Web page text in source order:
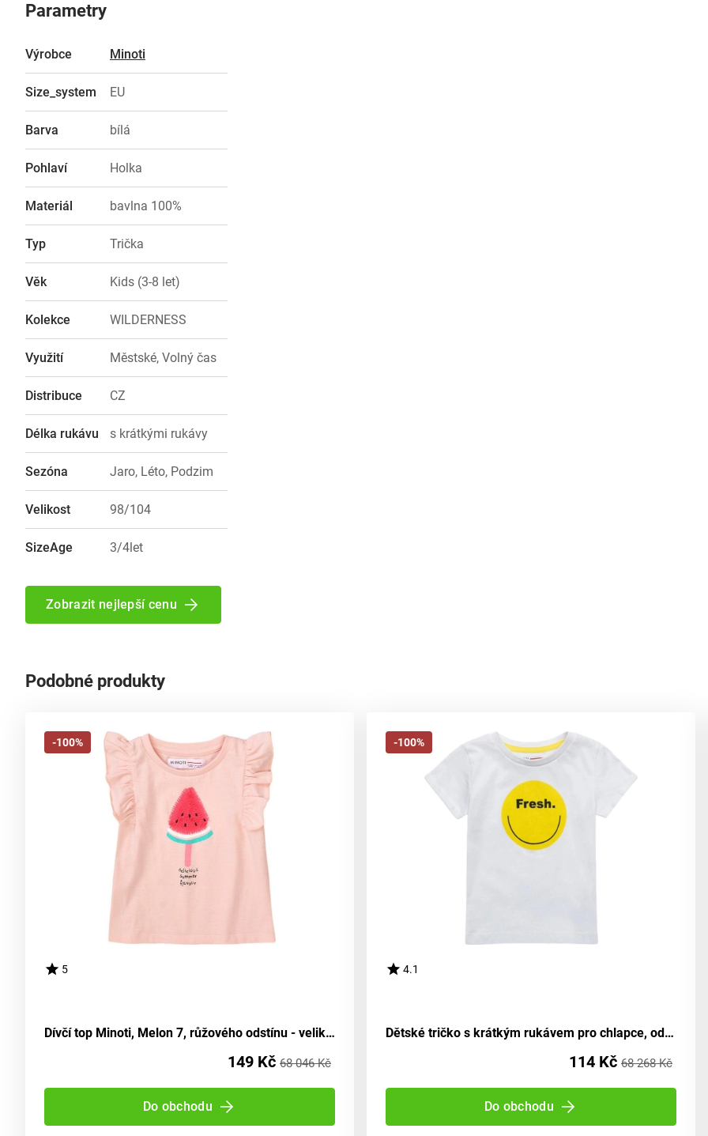
Parametry
Výrobce Minoti
Size_system EU
Barva bílá
Pohlaví Holka
Materiál bavlna 100%
Typ Trička
Věk Kids (3-8 let)
Kolekce WILDERNESS
Využití Městské, Volný čas
Distribuce CZ
Délka rukávu s krátkými rukávy
Sezóna Jaro, Léto, Podzim
Velikost 98/104
SizeAge 3/4let
Zobrazit nejlepší cenu
Podobné produkty
-100%
5
Dívčí top Minoti, Melon 7, růžového odstínu - velikost 92/98 | pro věk 2-3 let
149 Kč 68 046 Kč
Do obchodu
-100%
4.1
Dětské tričko s krátkým rukávem pro chlapce, od značky Minoti, design 9TROLL 2, bílé - velikost 98/104 | pro věk 3-4 let
114 Kč 68 268 Kč
Do obchodu